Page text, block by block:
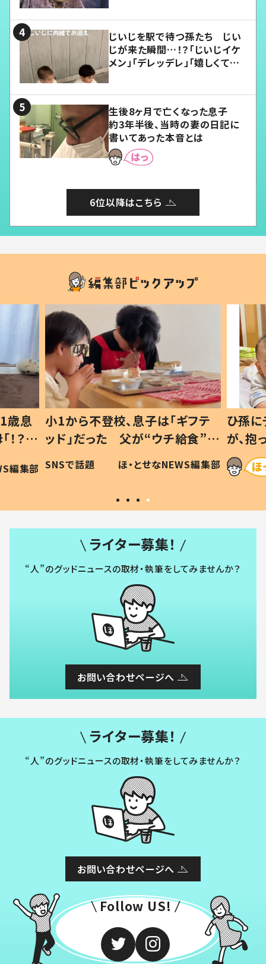
じいじを駅で待つ孫たち じい
じが来た瞬間…！？「じいじイケ
メン」「デレッデレ」「嬉しくて可
生後8ヶ月で亡くなった息子
約3年半後、当時の妻の日記に
書いてあった本音とは
6位以降はこちら
歳息
？」
編集部
小1から不登校、息子は「ギフテ
ッド」だった 父が“ウチ給食”を
作り続ける理由とは #令和の親
#令和の子
SNSで話題 ほ・とせなNEWS編集部
ひ孫
が、
「涙が
い」
ライター募集！
“人”のグッドニュースの取材・執筆をしてみませんか？
お問い合わせページへ
ライター募集！
“人”のグッドニュースの取材・執筆をしてみませんか？
お問い合わせページへ
Follow US!